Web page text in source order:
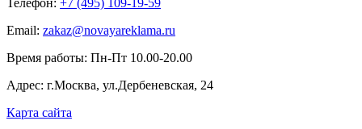
Телефон: +7 (495) 109-19-59
Email: zakaz@novayareklama.ru
Время работы: Пн-Пт 10.00-20.00
Адрес: г.Москва, ул.Дербеневская, 24
Карта сайта